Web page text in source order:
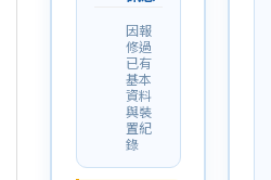
因報
修過
已有
基本
資料
與裝
置紀
錄